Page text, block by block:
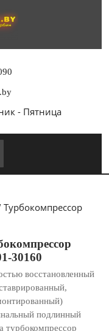
- Пятница
Турбокомпрессор
30160
восстановленный
подлинный
турбокомпрессор